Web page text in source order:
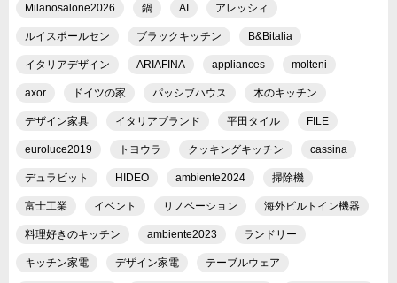
Milanosalone2026 鍋 AI アレッシィ
ルイスポールセン ブラックキッチン B&Bitalia
イタリアデザイン ARIAFINA appliances molteni
axor ドイツの家 パッシブハウス 木のキッチン
デザイン家具 イタリアブランド 平田タイル FILE
euroluce2019 トヨウラ クッキングキッチン cassina
デュラビット HIDEO ambiente2024 掃除機
富士工業 イベント リノベーション 海外ビルトイン機器
料理好きのキッチン ambiente2023 ランドリー
キッチン家電 デザイン家電 テーブルウェア